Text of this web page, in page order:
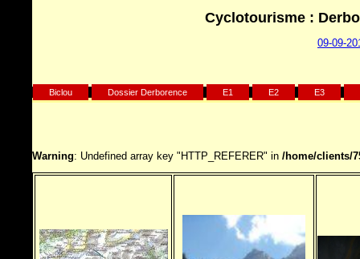
Cyclotourisme :
09-09-
Biclou Dossier Derborence E1 E2 E3
Warning: Undefined array key "HTTP_REFERER" in /home/clients/